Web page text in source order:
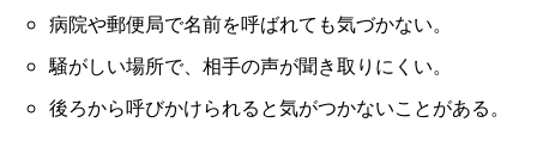
病院や郵便局で名前を呼ばれても気づかない。
騒がしい場所で、相手の声が聞き取りにくい。
後ろから呼びかけられると気がつかないことがある。